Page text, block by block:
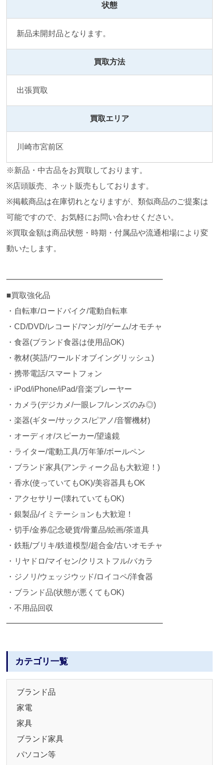
状態
新品未開封品となります。
買取方法
出張買取
買取エリア
川崎市宮前区
※新品・中古品をお買取しております。
※店頭販売、ネット販売もしております。
※掲載商品は在庫切れとなりますが、類似商品のご提案は
可能ですので、お気軽にお問い合わせください。
※買取金額は商品状態・時期・付属品や流通相場により変
動いたします。
━━━━━━━━━━━━━━━━━━━━
■買取強化品
・自転車/ロードバイク/電動自転車
・CD/DVD/レコード/マンガ/ゲーム/オモチャ
・食器(ブランド食器は使用品OK)
・教材(英語/ワールドオブイングリッシュ)
・携帯電話/スマートフォン
・iPod/iPhone/iPad/音楽プレーヤー
・カメラ(デジカメ/一眼レフ/レンズのみ◎)
・楽器(ギター/サックス/ピアノ/音響機材)
・オーディオ/スピーカー/望遠鏡
・ライター/電動工具/万年筆/ボールペン
・ブランド家具(アンティーク品も大歓迎！)
・香水(使っていてもOK)/美容器具もOK
・アクセサリー(壊れていてもOK)
・銀製品/イミテーションも大歓迎！
・切手/金券/記念硬貨/骨董品/絵画/茶道具
・鉄瓶/ブリキ/鉄道模型/超合金/古いオモチャ
・リヤドロ/マイセン/クリストフル/バカラ
・ジノリ/ウェッジウッド/ロイコペ/洋食器
・ブランド品(状態が悪くてもOK)
・不用品回収
━━━━━━━━━━━━━━━━━━━━
カテゴリ一覧
ブランド品
家電
家具
ブランド家具
パソコン等